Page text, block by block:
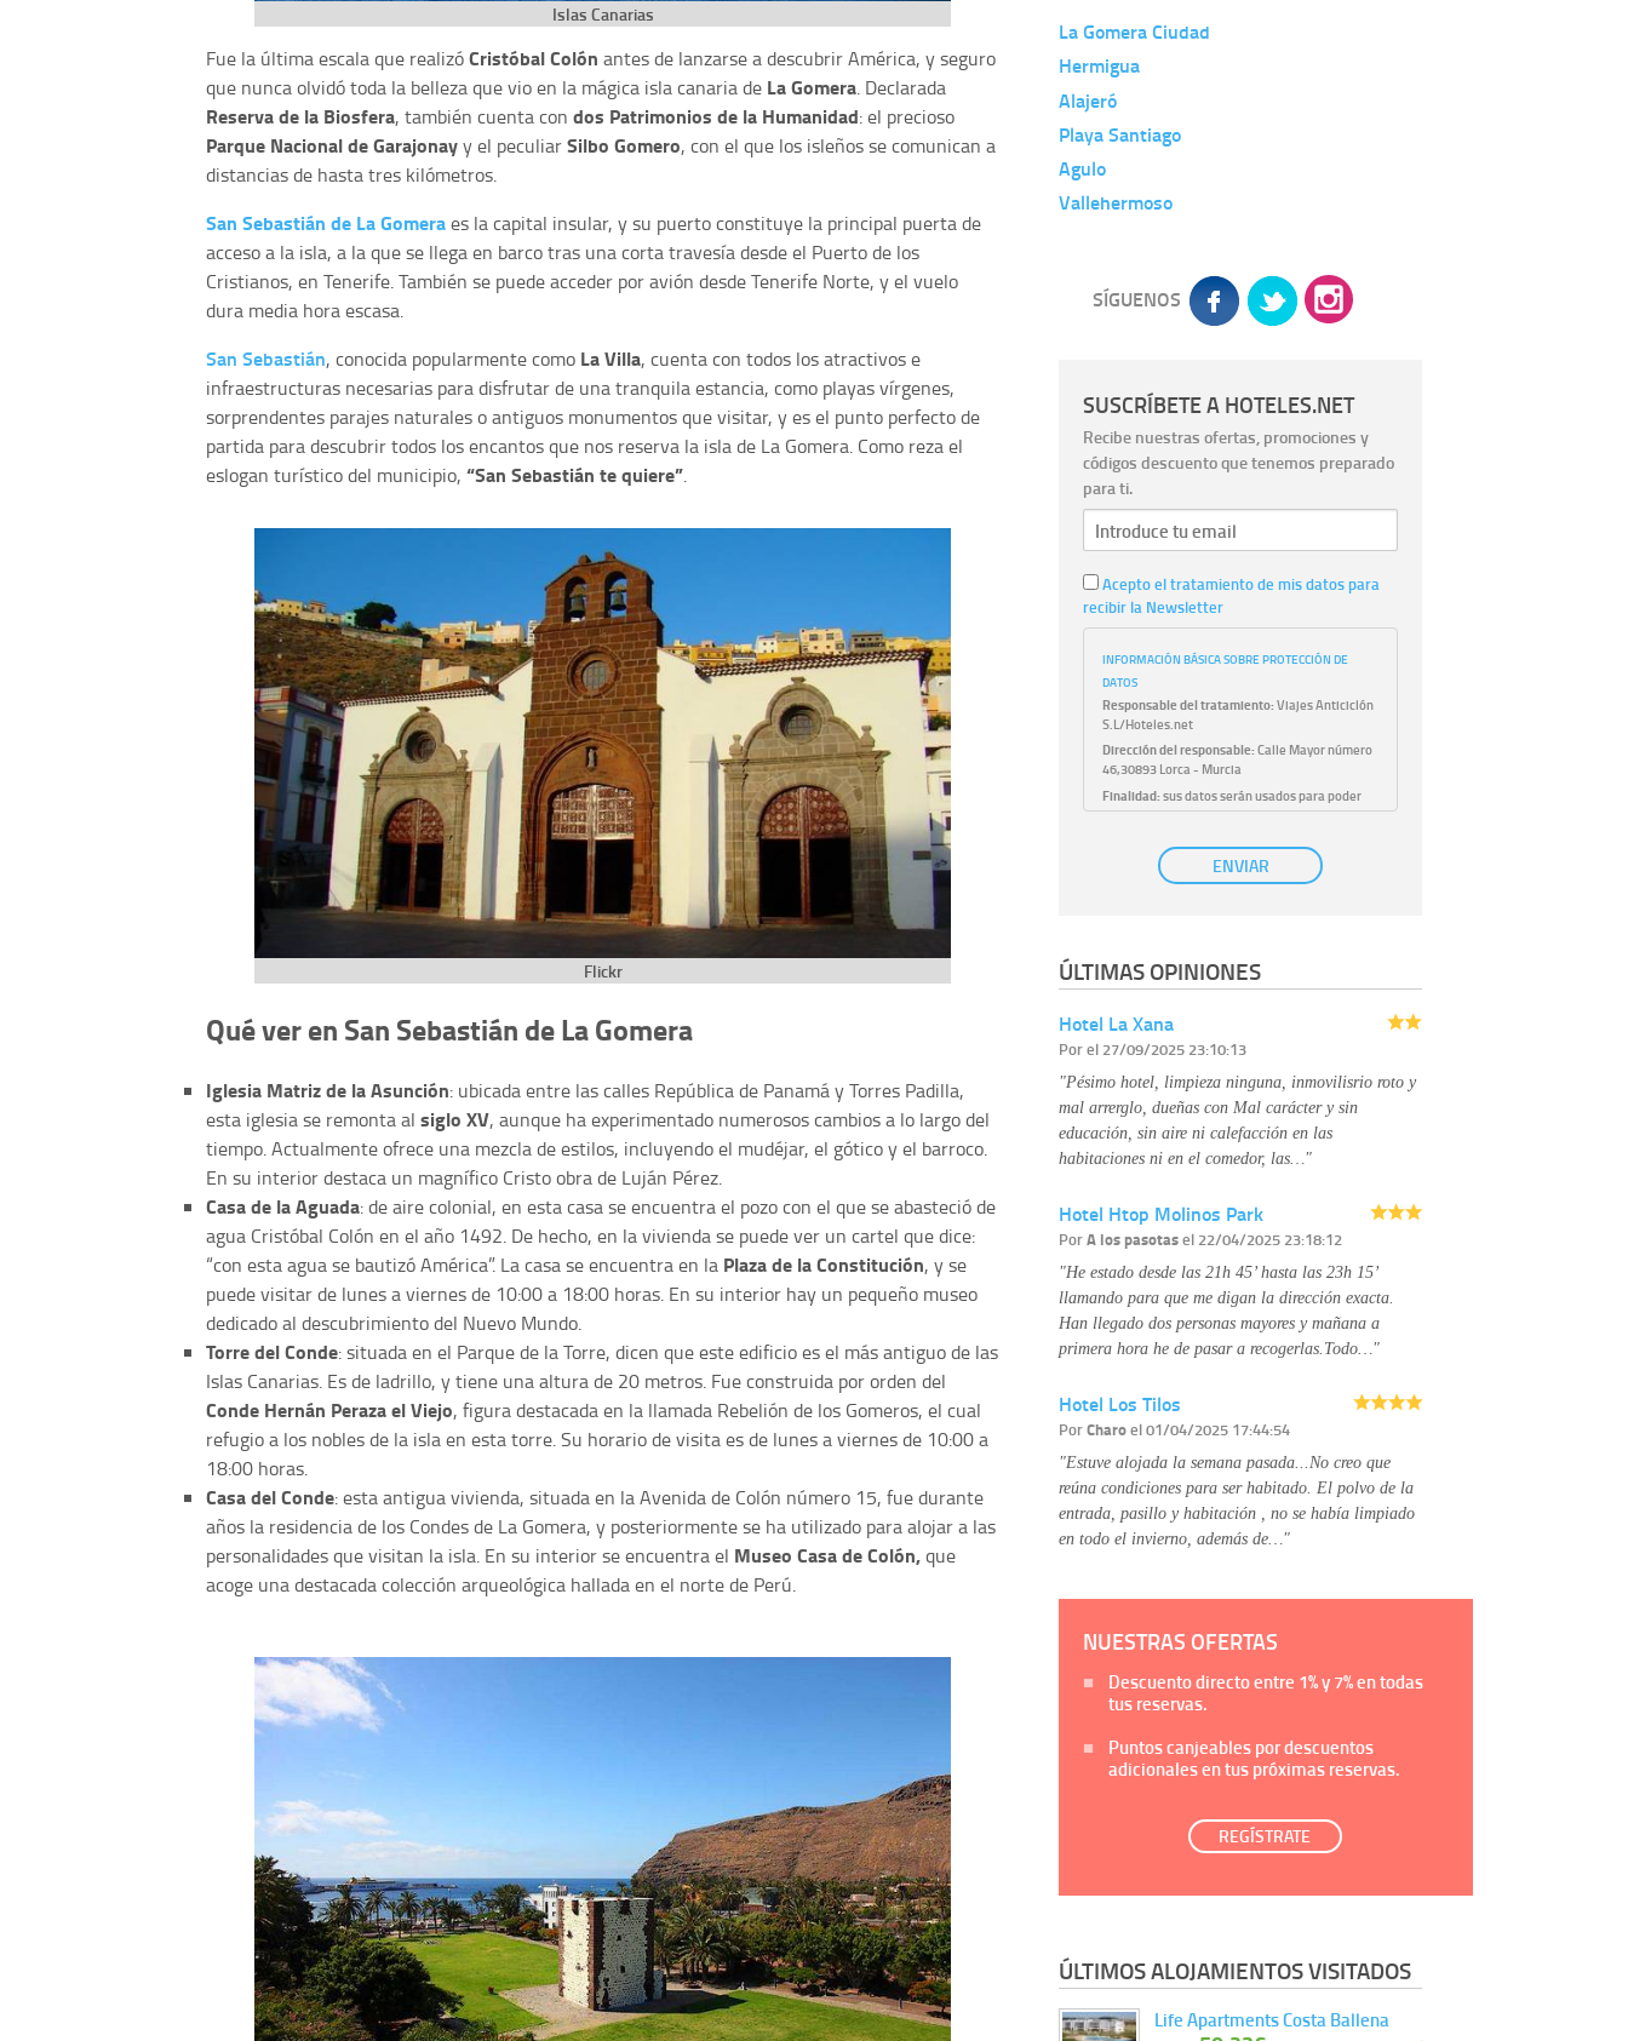
Islas Canarias
Fue la última escala que realizóCristóbal Colón antes de lanzarse a descubrir América, y seguro
que nunca olvidó toda la belleza que vio en la mágica isla canaria de La Gomera. Declarada
Reserva de la Biosfera, también cuenta con dos Patrimonios de la Humanidad: el precioso
Parque Nacional de Garajonayy el peculiarSilbo Gomero, con el que los isleños se comunican a
distancias de hasta tres kilómetros.
San Sebastián de La Gomeraes la capital insular, y su puerto constituye la principal puerta de
acceso a la isla, a la que se llega en barco tras una corta travesía desde el Puerto de los
Cristianos, en Tenerife. También se puede acceder por avión desde Tenerife Norte, y el vuelo
dura media hora escasa.
San Sebastián, conocida popularmente como La Villa, cuenta con todos los atractivos e
infraestructuras necesarias para disfrutar de una tranquila estancia, como playas vírgenes,
sorprendentes parajes naturales o antiguos monumentos que visitar, y es el punto perfecto de
partida para descubrir todos los encantos que nos reserva la isla de La Gomera. Como reza el
eslogan turístico del municipio, “San Sebastián te quiere”.
Flickr
Qué ver en San Sebastián de La Gomera
Iglesia Matriz de la Asunción: ubicada entre las calles República de Panamá y Torres Padilla,
esta iglesia se remonta al siglo XV, aunque ha experimentado numerosos cambios a lo largo del
tiempo. Actualmente ofrece una mezcla de estilos, incluyendo el mudéjar, el gótico y el barroco.
En su interior destaca un magnífico Cristo obra de Luján Pérez.
Casa de la Aguada: de aire colonial, en esta casa se encuentra el pozo con el que se abasteció de
agua Cristóbal Colón en el año 1492. De hecho, en la vivienda se puede ver un cartel que dice:
“con esta agua se bautizó América”. La casa se encuentra en la Plaza de la Constitución, y se
puede visitar de lunes a viernes de 10:00 a 18:00 horas. En su interior hay un pequeño museo
dedicado al descubrimiento del Nuevo Mundo.
Torre del Conde: situada en el Parque de la Torre, dicen que este edificio es el más antiguo de las
Islas Canarias. Es de ladrillo, y tiene una altura de 20 metros. Fue construida por orden del
Conde Hernán Peraza el Viejo, figura destacada en la llamada Rebelión de los Gomeros, el cual
refugio a los nobles de la isla en esta torre. Su horario de visita es de lunes a viernes de 10:00 a
18:00 horas.
Casa del Conde: esta antigua vivienda, situada en la Avenida de Colón número 15, fue durante
años la residencia de los Condes de La Gomera, y posteriormente se ha utilizado para alojar a las
personalidades que visitan la isla. En su interior se encuentra el Museo Casa de Colón,que
acoge una destacada colección arqueológica hallada en el norte de Perú.
La Gomera Ciudad
Hermigua
Alajeró
Playa Santiago
Agulo
Vallehermoso
SÍGUENOS
SUSCRÍBETE A HOTELES.NET
Recibe nuestras ofertas, promociones y
códigos descuento que tenemos preparado
para ti.
Acepto el tratamiento de mis datos para
recibir la Newsletter
INFORMACIÓN BÁSICA SOBRE PROTECCIÓN DE
DATOS
Responsable del tratamiento:Viajes Anticiclón
S.L/Hoteles.net
Dirección del responsable:Calle Mayor número
46,30893 Lorca - Murcia
Finalidad:sus datos serán usados para poder
atender sus solicitudes y prestarle nuestros
Publicidad: solo le enviaremos publicidad con su
autorización previa, que podrá facilitarnos
con su consentimiento previo, que podrá
facilitarnos mediante la casilla correspondiente
Destinatarios:
personal de nuestra entidad que esté
conocimiento de la información que le pedimos.
No se comunicarán datos a terceros.
Derechos: tiene derecho a saber qué
información tenemos sobre usted, corregirla y
eliminarla, tal y como se explica en la
página web.
Información complementaria:Puede consultar
tratamos sus datos en lapolítica de privacidad
ENVIAR
ÚLTIMAS OPINIONES
Hotel La Xana
Porel 27/09/2025 23:10:13
"Pésimo hotel, limpieza ninguna, inmovilisrio roto y
mal arrerglo, dueñas con Mal carácter y sin
educación, sin aire ni calefacción en las
habitaciones ni en el comedor, las…"
Hotel Htop Molinos Park
PorA los pasotasel 22/04/2025 23:18:12
"He estado desde las 21h 45’ hasta las 23h 15’
llamando para que me digan la dirección exacta.
Han llegado dos personas mayores y mañana a
primera hora he de pasar a recogerlas.Todo…"
Hotel Los Tilos
PorCharoel 01/04/2025 17:44:54
"Estuve alojada la semana pasada...No creo que
reúna condiciones para ser habitado. El polvo de la
entrada, pasillo y habitación , no se había limpiado
en todo el invierno, además de…"
NUESTRAS OFERTAS
Descuento directo entre 1%y7%en todas
tus reservas.
Puntos canjeables por descuentos
adicionales en tus próximas reservas.
REGÍSTRATE
ÚLTIMOS ALOJAMIENTOS VISITADOS
Life Apartments Costa Ballena